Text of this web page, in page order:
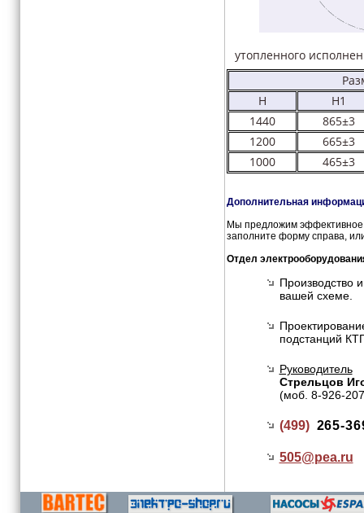
утопленного
H
H1
1440
865±3
1200
665±3
1000
465±3
Дополнительная
Мы предложим эффективное
заполните форму справа,
Отдел
Производство
вашей схеме.
подстанций
Руководитель
Стрельцов
(моб. 8-926-
(499) 265-
505@pea.ru